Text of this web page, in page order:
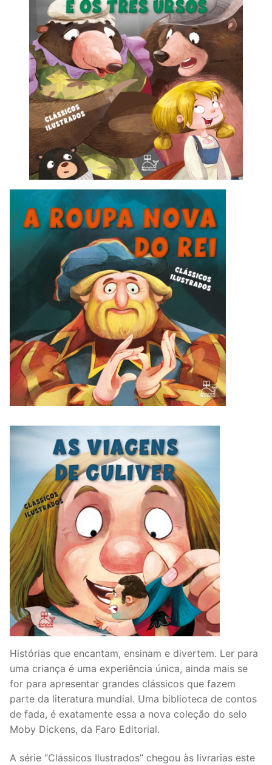
Histórias que encantam, ensinam e divertem. Ler para
uma criança é uma experiência única, ainda mais se
for para apresentar grandes clássicos que fazem
parte da literatura mundial. Uma biblioteca de contos
de fada, é exatamente essa a nova coleção do selo
Moby Dickens, da Faro Editorial.
A série “Clássicos Ilustrados” chegou às livrarias este